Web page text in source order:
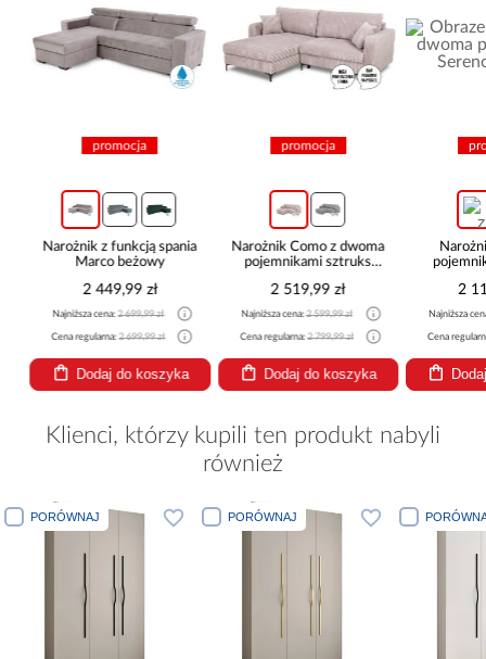
promocja
Narożnik z funkcją spania
Marco beżowy
2 449,99 zł
Najniższa cena:2 699,99 zł
Cena regularna:2 699,99 zł
Dodaj do koszyka
promocja
Narożnik Como z dwoma
pojemnikami sztruks
2 519,99 zł
Najniższa cena:2 599,99 zł
Cena regularna:2 799,99 zł
Dodaj do koszyka
2
Najniższa
Cena
Klienci, którzy kupili ten produkt nabyli
również
PORÓWNAJ PORÓWNAJ